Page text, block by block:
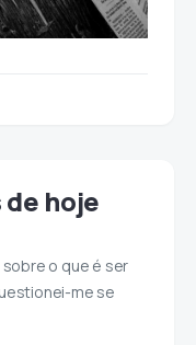
hoje
o que é ser
me se